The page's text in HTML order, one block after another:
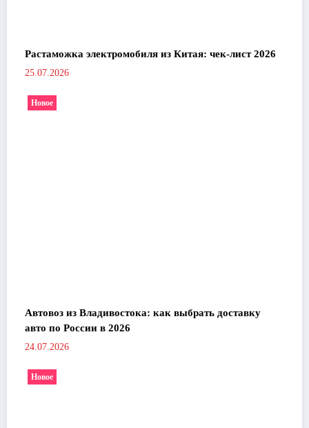
Растаможка электромобиля из Китая: чек-лист 2026
25.07.2026
Новое
Автовоз из Владивостока: как выбрать доставку
авто по России в 2026
24.07.2026
Новое